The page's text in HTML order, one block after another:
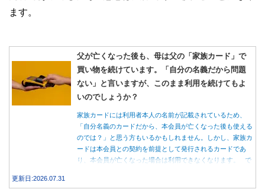
ます。
父が亡くなった後も、母は父の「家族カード」で
買い物を続けています。「自分の名義だから問題
ない」と言いますが、このまま利用を続けてもよ
いのでしょうか？
家族カードには利用者本人の名前が記載されているため、
「自分名義のカードだから、本会員が亡くなった後も使える
のでは？」と思う方もいるかもしれません。しかし、家族カ
ードは本会員との契約を前提として発行されるカードであ
り、本会員が亡くなった場合は利用できなくなります。 で
更新日:2026.07.31